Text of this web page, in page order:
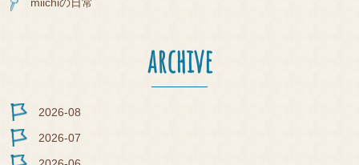
archive
2026-08
2026-07